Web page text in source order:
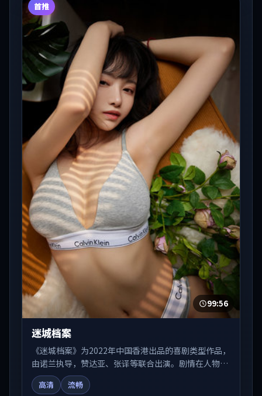
首推
99:56
迷城档案
《迷城档案》为2022年中国香港出品的喜剧类型作品，
由诺兰执导，赞达亚、张译等联合出演。剧情在人物弧
光与节奏推进中展开，兼具叙事张力与视听质感。适合
关注国产在线观看、热播国产剧与院线佳片的观众收藏
高清 流畅